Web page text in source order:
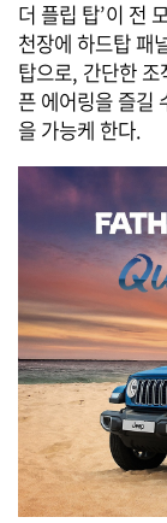
더 플립 탑’이 전
천장에 하드탑 패
탑으로, 간단한
픈 에어링을 즐길
을 가능케 한다.